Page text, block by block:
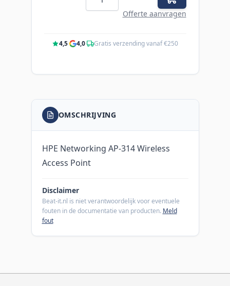
Offerte aanvragen
4,5· 4,0· Gratis verzending vanaf €250
OMSCHRIJVING
HPE Networking AP-314 Wireless
Access Point
Disclaimer
Beat-it.nl is niet verantwoordelijk voor eventuele
fouten in de documentatie van producten. Meld
fout